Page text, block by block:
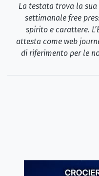
La testata trova la sua
settimanale free
spirito e carattere.
attesta come web
di riferimento per le